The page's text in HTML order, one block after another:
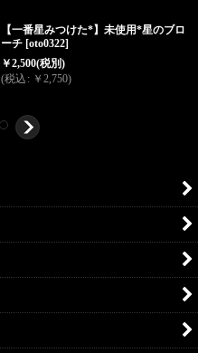
【一番星みつけた*】未使用*星のブロ
ーチ [oto0322]
￥2,500(税別)
(税込 : ￥ 2,750)